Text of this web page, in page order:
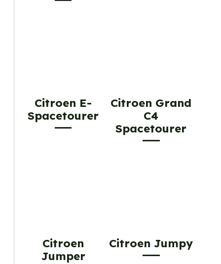
Citroen E-
Spacetourer
Citroen Grand
C4
Spacetourer
Citroen
Jumper
Citroen Jumpy